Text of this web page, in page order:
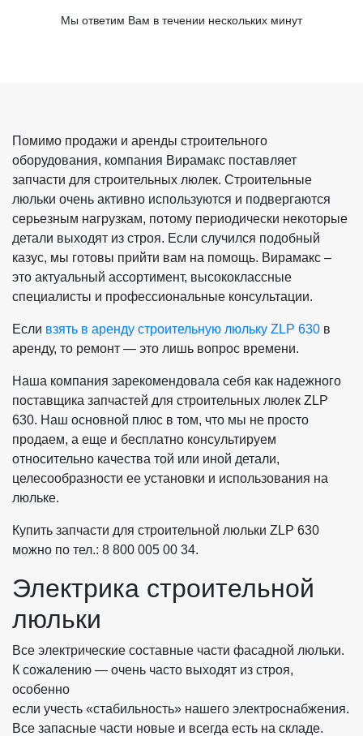
Мы ответим Вам в течении нескольких минут
Помимо продажи и аренды строительного
оборудования, компания Вирамакс поставляет
запчасти для строительных люлек. Строительные
люльки очень активно используются и подвергаются
серьезным нагрузкам, потому периодически некоторые
детали выходят из строя. Если случился подобный
казус, мы готовы прийти вам на помощь. Вирамакс –
это актуальный ассортимент, высококлассные
специалисты и профессиональные консультации.
Если взять в аренду строительную люльку ZLP 630 в
аренду, то ремонт — это лишь вопрос времени.
Наша компания зарекомендовала себя как надежного
поставщика запчастей для строительных люлек ZLP
630. Наш основной плюс в том, что мы не просто
продаем, а еще и бесплатно консультируем
относительно качества той или иной детали,
целесообразности ее установки и использования на
люльке.
Купить запчасти для строительной люльки ZLP 630
можно по тел.: 8 800 005 00 34.
Электрика строительной
люльки
Все электрические составные части фасадной люльки.
К сожалению — очень часто выходят из строя,
особенно
если учесть «стабильность» нашего электроснабжения.
Все запасные части новые и всегда есть на складе.